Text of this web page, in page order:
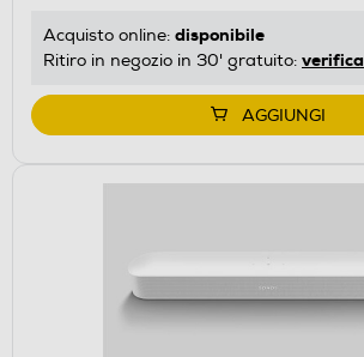
Acquisto online: disponibile
Ritiro in negozio in 30' gratuito: verifica
AGGIUNGI